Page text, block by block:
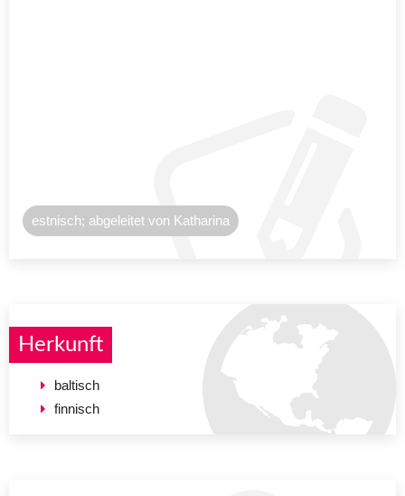
estnisch; abgeleitet von Katharina
Herkunft
baltisch
finnisch